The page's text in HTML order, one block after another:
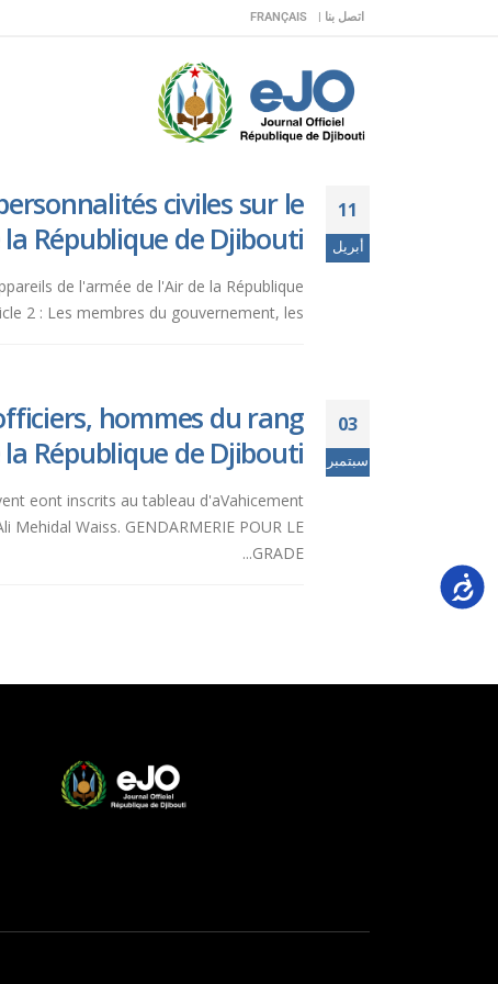
اتصل بنا | FRANÇAIS
11
أبريل
civiles sur le
République de Djibouti.
de l'armée de l'Air de la République
2 : Les membres du gouvernement, les...
03
سبتمبر
hommes du rang
République de Djibouti.
eont inscrits au tableau d'aVahicement
Mehidal Waiss. GENDARMERIE POUR LE
GRADE...